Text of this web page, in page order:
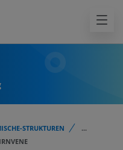
STRUKTUREN
...